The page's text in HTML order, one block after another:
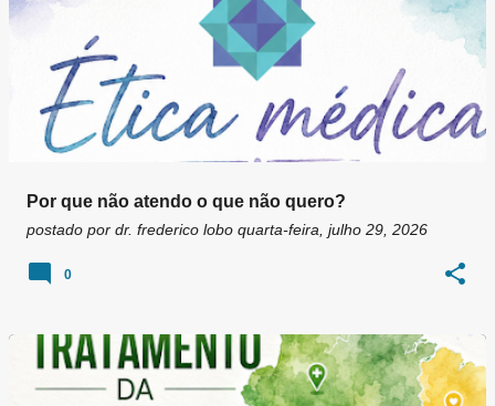
Por que não atendo o que não quero?
postado por dr. frederico lobo quarta-feira, julho 29, 2026
0